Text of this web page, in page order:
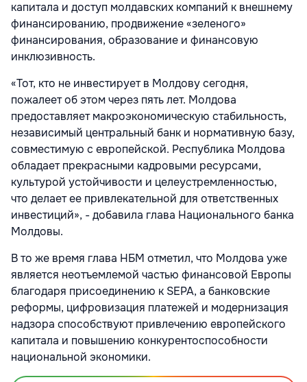
капитала и доступ молдавских компаний к внешнему
финансированию, продвижение «зеленого»
финансирования, образование и финансовую
инклюзивность.
«Тот, кто не инвестирует в Молдову сегодня,
пожалеет об этом через пять лет. Молдова
предоставляет макроэкономическую стабильность,
независимый центральный банк и нормативную базу,
совместимую с европейской. Республика Молдова
обладает прекрасными кадровыми ресурсами,
культурой устойчивости и целеустремленностью,
что делает ее привлекательной для ответственных
инвестиций», - добавила глава Национального банка
Молдовы.
В то же время глава НБМ отметил, что Молдова уже
является неотъемлемой частью финансовой Европы
благодаря присоединению к SEPA, а банковские
реформы, цифровизация платежей и модернизация
надзора способствуют привлечению европейского
капитала и повышению конкурентоспособности
национальной экономики.